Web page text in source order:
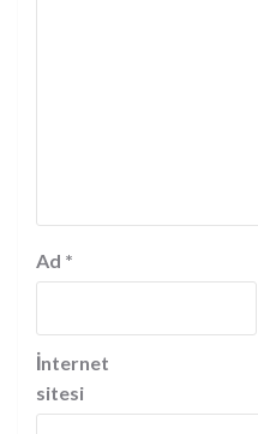
Ad *
İnternet
sitesi